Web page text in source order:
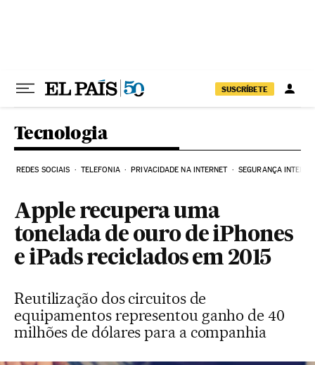
SUSCRÍBETE
Tecnologia
REDES SOCIAIS TELEFONIA PRIVACIDADE NA INTERNET SEGURANÇA
Apple recupera uma
tonelada de ouro de iPhones
e iPads reciclados em 2015
Reutilização dos circuitos de
equipamentos representou ganho de 40
milhões de dólares para a companhia